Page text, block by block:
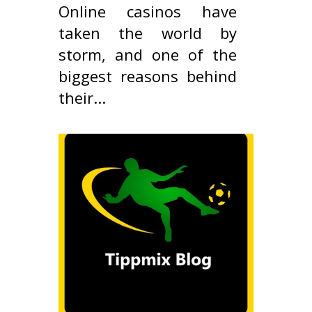
Online casinos have
taken the world by
storm, and one of the
biggest reasons behind
their...